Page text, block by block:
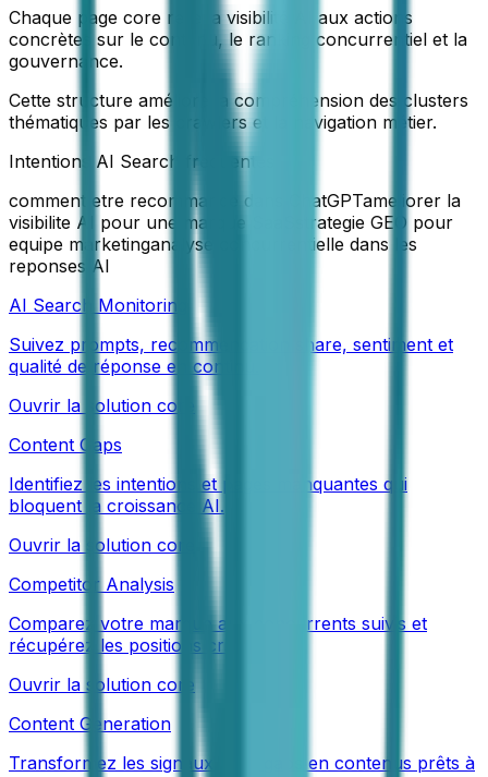
Chaque page core relie la visibilité AI aux actions
concrètes sur le contenu, le ranking concurrentiel et la
gouvernance.
Cette structure améliore la compréhension des clusters
thématiques par les crawlers et la navigation métier.
Intentions AI Search frequentes
comment etre recommande dans ChatGPTameliorer la
visibilite AI pour une marque SaaS
strategie GEO pour
equipe marketinganalyse concurrentielle dans les
reponses AI
AI Search Monitoring
Suivez prompts, recommendation share, sentiment et
qualité de réponse en continu.
Ouvrir la solution core
Content Gaps
Identifiez les intentions et pages manquantes qui
bloquent la croissance AI.
Ouvrir la solution core
Competitor Analysis
Comparez votre marque aux concurrents suivis et
récupérez les positions critiques.
Ouvrir la solution core
Content Generation
Transformez les signaux AI et gaps en contenus prêts à